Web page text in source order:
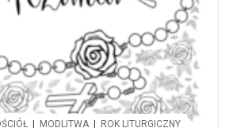
| MODLITWA | ROK LITURGICZNY